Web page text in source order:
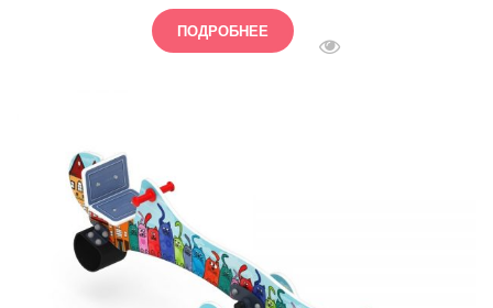
ПОДРОБНЕЕ